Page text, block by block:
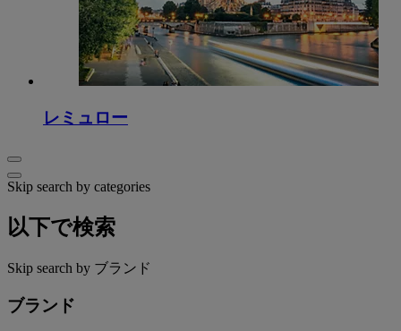
レミュロー
Skip search by categories
以下で検索
Skip search by ブランド
ブランド